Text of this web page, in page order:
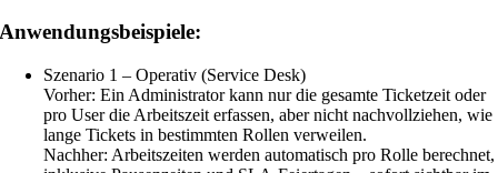
Anwendungsbeispiele:
Szenario 1 – Operativ (Service Desk)
Vorher: Ein Administrator kann nur die gesamte Ticketzeit oder
pro User die Arbeitszeit erfassen, aber nicht nachvollziehen, wie
lange Tickets in bestimmten Rollen verweilen.
Nachher: Arbeitszeiten werden automatisch pro Rolle berechnet,